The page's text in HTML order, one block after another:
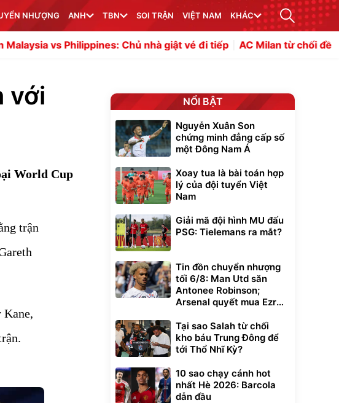
NHƯỢNG ANH TBN SOI TRẬN VIỆT NAM KHÁC
Chủ nhà giật vé đi tiếp AC Milan từ chối đề nghị 35 triệu
với
World Cup
trận
Kane,
NỔI BẬT
Nguyễn Xuân Son
chứng minh đẳng cấp số
một Đông Nam Á
Xoay tua là bài toán hợp
lý của đội tuyển Việt
Nam
Giải mã đội hình MU đấu
PSG: Tielemans ra mắt?
Tin đồn chuyển nhượng
tối 6/8: Man Utd săn
Antonee Robinson;
Arsenal quyết mua Ezri
Tại sao Salah từ chối
kho báu Trung Đông để
tới Thổ Nhĩ Kỳ?
10 sao chạy cánh hot
nhất Hè 2026: Barcola
dẫn đầu